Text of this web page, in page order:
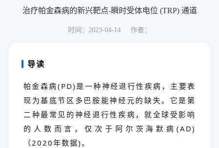
治疗帕金森病的新兴靶点-瞬时受体电位 (TRP) 通道
时间：2023-04-14 作者：
导读
帕金森病(PD)是一种神经退行性疾病，主要表
现为基底节区多巴胺能神经元的缺失。它是第
二种最常见的神经退行性疾病，就全球受影响
的人数而言，仅次于阿尔茨海默病(AD)
（2020年数据)。